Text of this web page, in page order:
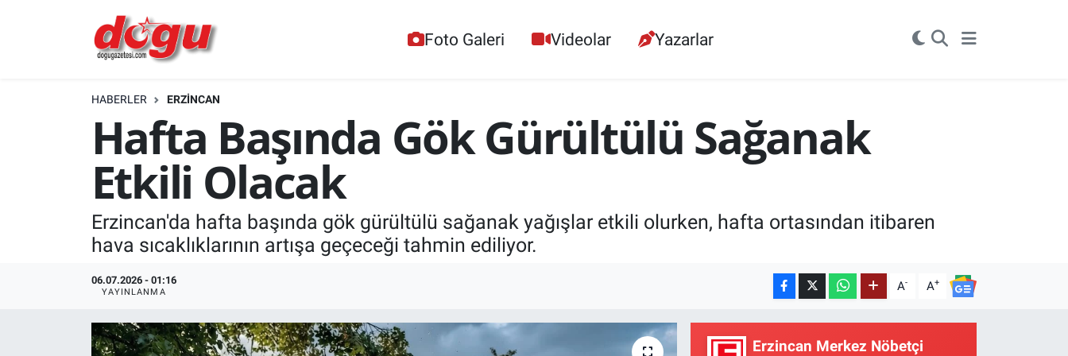
Foto Galeri Videolar Yazarlar
HABERLER ERZINCAN
Hafta Başında Gök Gürültülü Sağanak
Etkili Olacak
Erzincan'da hafta başında gök gürültülü sağanak yağışlar etkili olurken, hafta ortasından itibaren
hava sıcaklıklarının artışa geçeceği tahmin ediliyor.
06.07.2026 - 01:16
YAYINLANMA A- A+
Erzincan Merkez Nöbetçi
ERZINCAN
GÜNDEM
ERZİNCAN FOTOĞRAFLARI